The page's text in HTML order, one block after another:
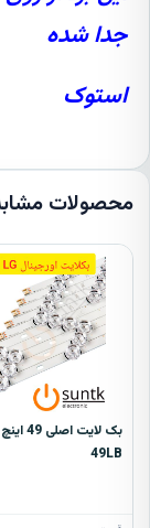
جدا شده
استوک
محصولات
بک
49LB